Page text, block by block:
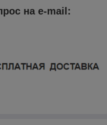
на e-mail :